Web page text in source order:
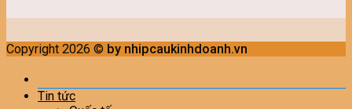
Copyright 2026 © by nhipcaukinhdoanh.vn
Tin tức